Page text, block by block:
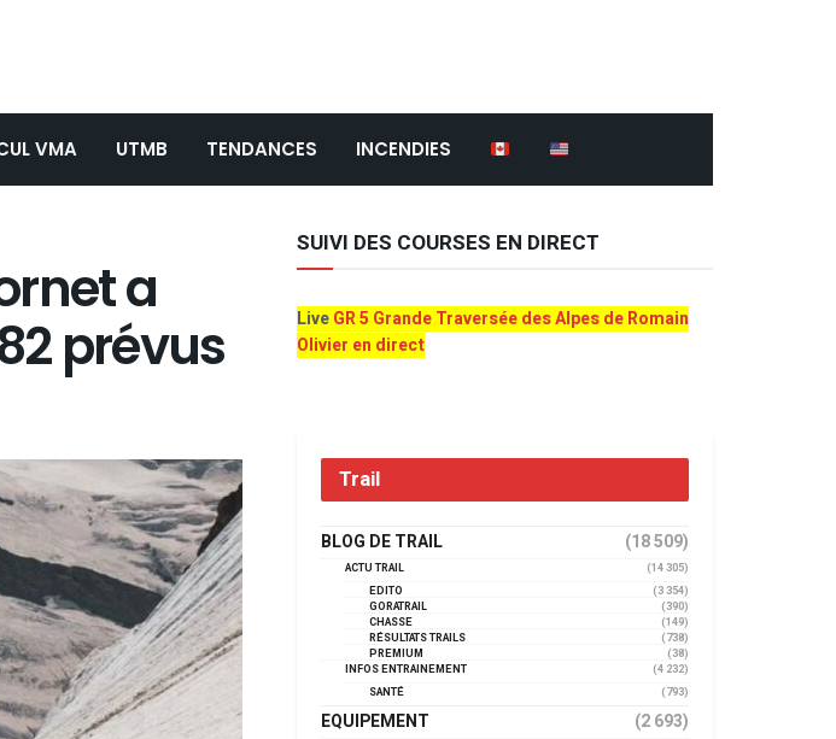
VMA UTMB TENDANCES INCENDIES
a
prévus
SUIVI DES COURSES EN DIRECT
LiveGR 5 Grande Traversée des Alpes de Romain
Olivier en direct
Trail
BLOG DE TRAIL (18 509)
ACTU TRAIL
(14 305)
EDITO
(3 354)
GORATRAIL
(390)
CHASSE
(149)
RÉSULTATS TRAILS
(738)
PREMIUM
(38)
INFOS ENTRAINEMENT
(4 232)
SANTÉ
(793)
EQUIPEMENT (2 693)